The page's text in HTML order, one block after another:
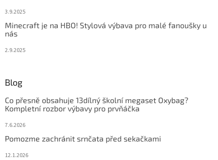
3.9.2025
Minecraft je na HBO! Stylová výbava pro malé fanoušky u
nás
2.9.2025
Blog
Co přesně obsahuje 13dílný školní megaset Oxybag?
Kompletní rozbor výbavy pro prvňáčka
7.6.2026
Pomozme zachránit srnčata před sekačkami
12.1.2026